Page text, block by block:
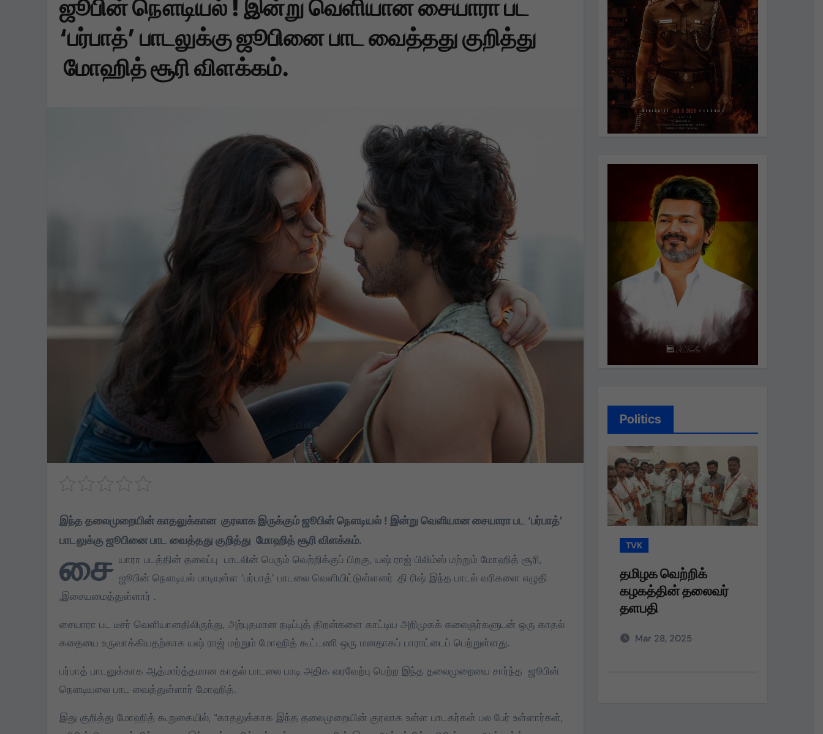
ஜூபின் நௌடியல் ! இன்று வெளியான சையாரா பட
‘பர்பாத்’ பாடலுக்கு ஜூபினை பாட வைத்தது குறித்து
மோஹித் சூரி விளக்கம்.
இந்த தலைமுறையின் காதலுக்கான குரலாக இருக்கும் ஜூபின் நௌடியல் ! இன்று வெளியான சையாரா பட ‘பர்பாத்’
பாடலுக்கு ஜூபினை பாட வைத்தது குறித்து மோஹித் சூரி விளக்கம்.
சை யாரா படத்தின் தலைப்பு பாடலின் பெரும் வெற்றிக்குப் பிறகு, யஷ் ராஜ் பிலிம்ஸ் மற்றும் மோஹித் சூரி,
ஜூபின் நௌடியல் பாடியுள்ள ‘பர்பாத்’ பாடலை வெளியிட்டுள்ளனர் .தி ரிஷ் இந்த பாடல் வரிகளை எழுதி
,இசையமைத்துள்ளார் .
சையாரா பட டீசர் வெளியானதிலிருந்து, அற்புதமான நடிப்புத் திறன்களை காட்டிய அறிமுகக் கலைஞர்களுடன் ஒரு காதல்
கதையை உருவாக்கியதற்காக யஷ் ராஜ் மற்றும் மோஹித் கூட்டணி ஒரு மனதாகப் பாராட்டைப் பெற்றுள்ளது.
பர்பாத் பாடலுக்காக ஆத்மார்த்தமான காதல் பாடலை பாடி அதிக வரவேற்பு பெற்ற இந்த தலைமுறையை சார்ந்த ஜூபின்
நௌடியலை பாட வைத்துள்ளார் மோஹித்.
இது குறித்து மோஹித் கூறுகையில், “காதலுக்காக இந்த தலைமுறையின் குரலாக உள்ள பாடகர்கள் பல பேர் உள்ளார்கள்,
Politics
TVK
கொட்டிவாக்கத்தில்
கிறிஸ்துமஸ்:
மாணவர்களுக்கு
நோட்டுப்புத்தகம்
Dec 22, 2024
DMK
2026 தமிழக
சின்னத்தில் மட்டும்
தான் போட்டியிடுவது
மய்யம் கட்சியின் உறுதி.
எங்களுக்கு வெறும்
சின்னமல்ல. அது
Mar 25, 2026
தமிழக வெற்றிக்
Mar 28, 2025
TVK
தமிழக வெற்றிக்
கழகத்தின் தலைவர்
தளபதி அவர்களின்
Mar 28, 2025